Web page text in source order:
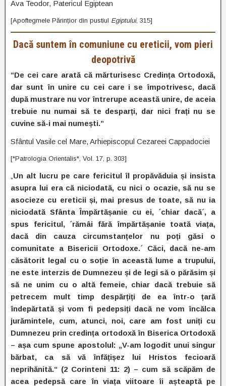
Ava Teodor, Patericul Egiptean
[Apoftegmele Părințior din pustiul Egiptului, 315]
Dacă suntem în comuniune cu ereticii, vom pieri
deopotrivă
“De cei care arată că mărturisesc Credința Ortodoxă,
dar sunt în unire cu cei care i se împotrivesc, dacă
după mustrare nu vor întrerupe această unire, de aceia
trebuie nu numai să te desparți, dar nici frați nu se
cuvine să-i mai numești.”
Sfântul Vasile cel Mare, Arhiepiscopul Cezareei Cappadociei
[*Patrologia Orientalis*, Vol. 17, p. 303]
Un alt lucru pe care fericitul îl propăvăduia și insista
asupra lui era că niciodată, cu nici o ocazie, să nu se
asocieze cu ereticii și, mai presus de toate, să nu ia
niciodată Sfânta Împărtășanie cu ei, ´chiar dacă´, a
spus fericitul, ´rămâi fără împărtășanie toată viața,
dacă din cauza circumstanțelor nu poți găsi o
comunitate a Bisericii Ortodoxe.´ Căci, dacă ne-am
căsătorit legal cu o soție în această lume a trupului,
ne este interzis de Dumnezeu și de legi să o părăsim și
să ne unim cu o altă femeie, chiar dacă trebuie să
petrecem mult timp despărțiți de ea într-o țară
îndepărtată și vom fi pedepsiți dacă ne vom încălca
jurămintele, cum, atunci, noi, care am fost uniți cu
Dumnezeu prin credința ortodoxă în Biserica Ortodoxă
– așa cum spune apostolul: „V-am logodit unui singur
bărbat, ca să vă înfățișez lui Hristos fecioară
neprihănită.“ (2 Corinteni 11: 2) – cum să scăpăm de
acea pedepsă care în viața viitoare îi așteaptă pe